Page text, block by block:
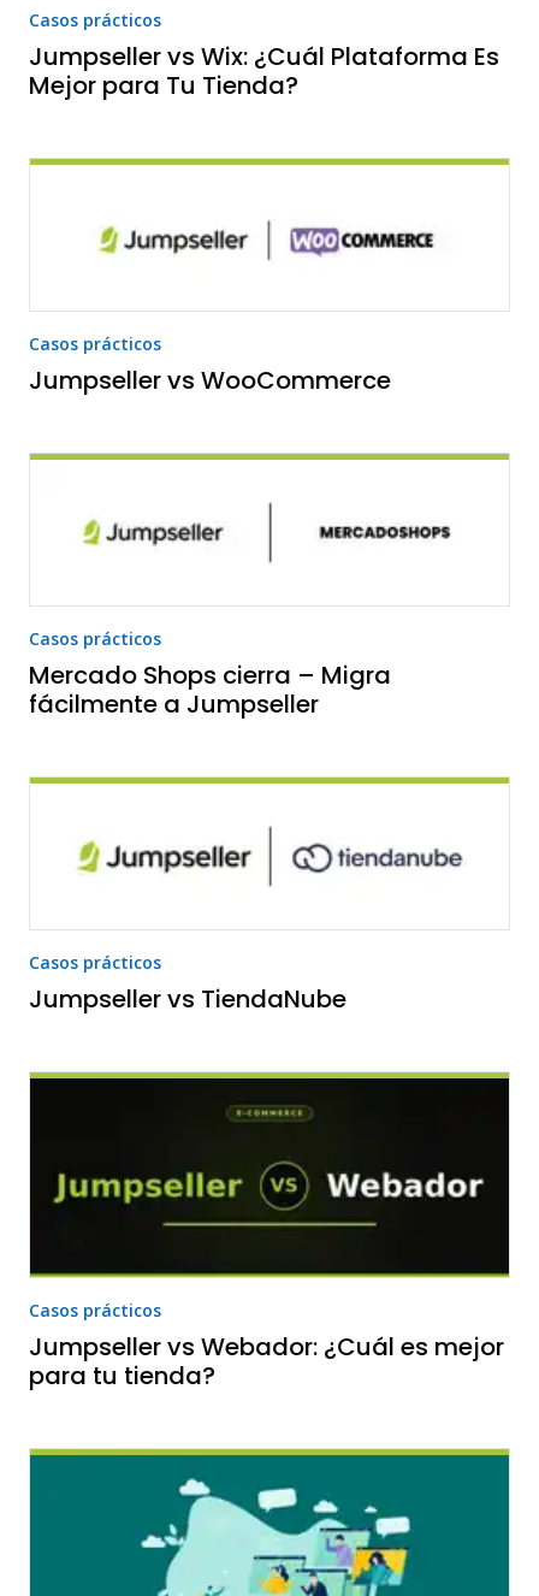
Casos prácticos
Jumpseller vs Wix: ¿Cuál Plataforma Es
Mejor para Tu Tienda?
Casos prácticos
Jumpseller vs WooCommerce
Casos prácticos
Mercado Shops cierra – Migra
fácilmente a Jumpseller
Casos prácticos
Jumpseller vs TiendaNube
Casos prácticos
Jumpseller vs Webador: ¿Cuál es mejor
para tu tienda?